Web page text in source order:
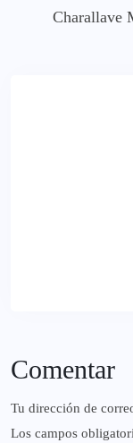
Charallave
Comentar
Tu dirección de
Los campos